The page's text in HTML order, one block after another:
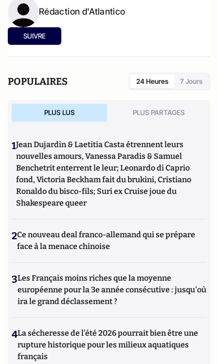
Rédaction d'Atlantico
SUIVRE
POPULAIRES 24 Heures 7 Jours
PLUS LUS PLUS PARTAGES
1Jean Dujardin & Laetitia Casta étrennent leurs
nouvelles amours, Vanessa Paradis & Samuel
Benchetrit enterrent le leur; Leonardo di Caprio
fond, Victoria Beckham fait du brukini, Cristiano
Ronaldo du bisco-fils; Suri ex Cruise joue du
Shakespeare queer
2Ce nouveau deal franco-allemand qui se prépare
face à la menace chinoise
3Les Français moins riches que la moyenne
européenne pour la 3e année consécutive : jusqu'où
ira le grand déclassement ?
4La sécheresse de l’été 2026 pourrait bien être une
rupture historique pour les milieux aquatiques
français